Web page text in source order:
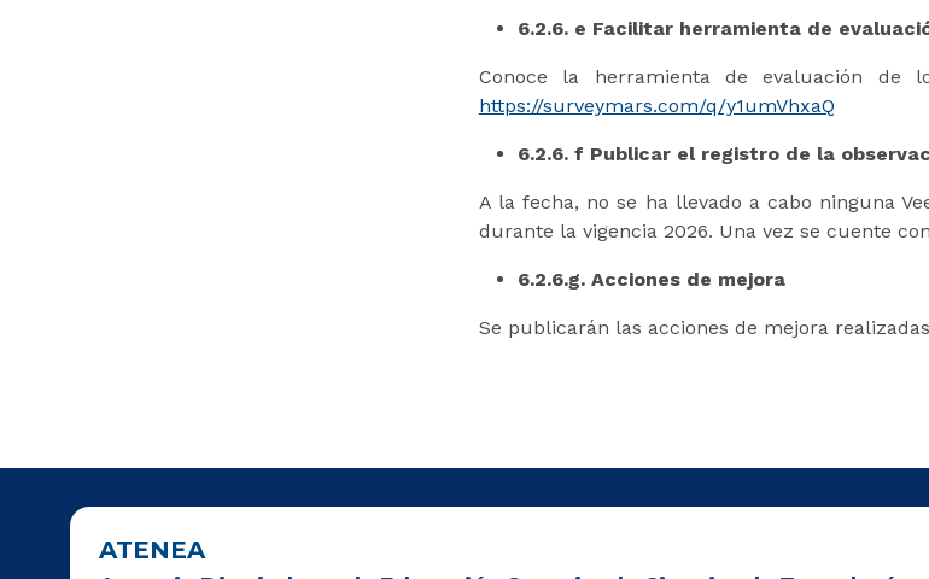
6.2.6. e Facilitar herramienta de
Conoce la herramienta de evaluación de
https://surveymars.com/q/y1umVhxaQ
6.2.6. f Publicar el registro de la
A la fecha, no se ha llevado a cabo ninguna
durante la vigencia 2026. Una vez se cuente
6.2.6.g. Acciones de mejora
Se publicarán las acciones de mejora
ATENEA